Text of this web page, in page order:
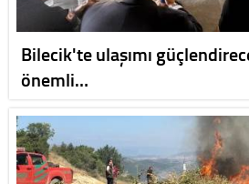
Bilecik'te ulaşımı
önemli…